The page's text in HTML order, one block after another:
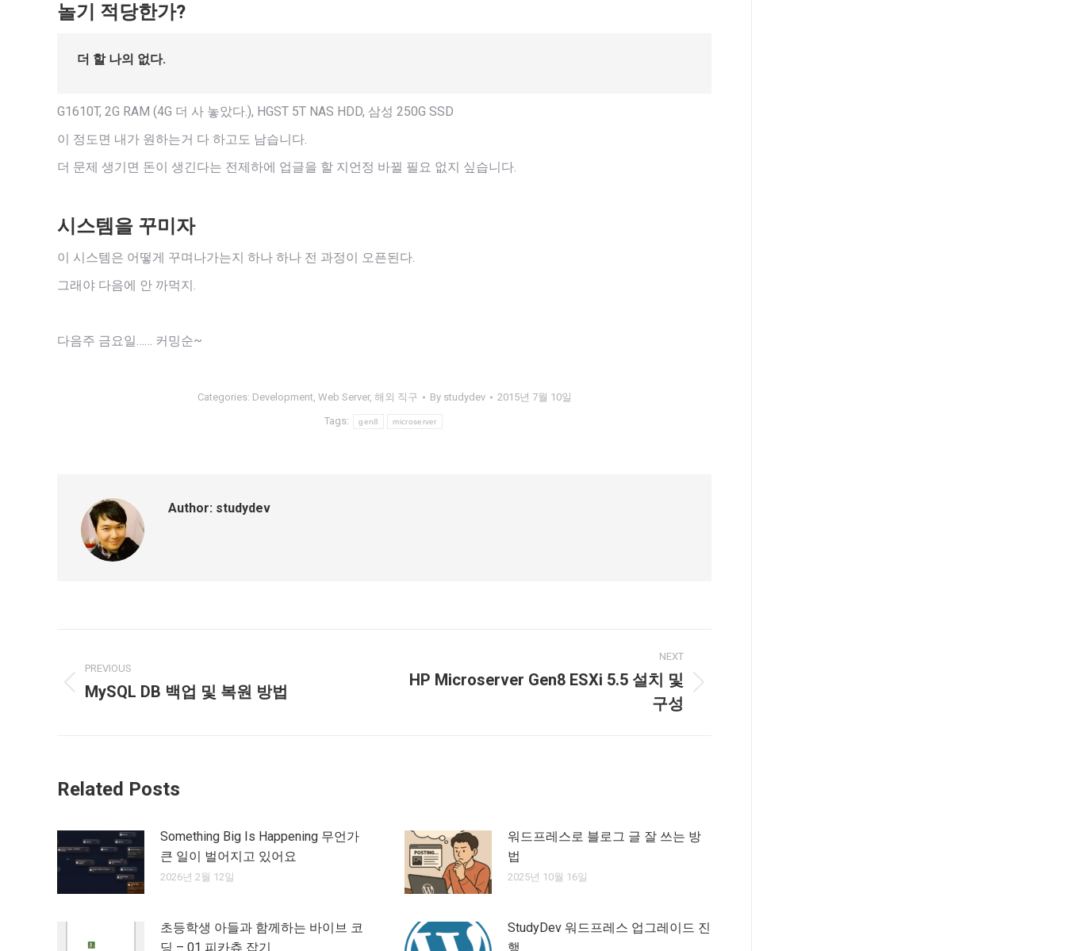
놀기 적당한가?
더 할 나의 없다.
G1610T, 2G RAM (4G 더 사 놓았다.), HGST 5T NAS HDD, 삼성 250G SSD
이 정도면 내가 원하는거 다 하고도 남습니다.
더 문제 생기면 돈이 생긴다는 전제하에 업글을 할 지언정 바뀔 필요 없지 싶습니다.
시스템을 꾸미자
이 시스템은 어떻게 꾸며나가는지 하나 하나 전 과정이 오픈된다.
그래야 다음에 안 까먹지.
다음주 금요일…… 커밍순~
Categories: Development Web Server, 해외 직구 By studydev 2015년 7월 10일
Tags: gen8 microserver
Author: studydev
navigation
PREVIOUS
Previous
MySQL DB 백업 및 복원 방법
NEXT
HP Microserver Gen8 ESXi 5.5 설치 및
구성
Related Posts
Something Big Is Happening 무언가
큰 일이 벌어지고 있어요
2026년 2월 12일
워드프레스로 블로그 글 잘 쓰는 방
법
2025년 10월 16일
초등학생 아들과 함께하는 바이브 코
딩 – 01 피카츄 잡기
StudyDev 워드프레스 업그레이드 진
행